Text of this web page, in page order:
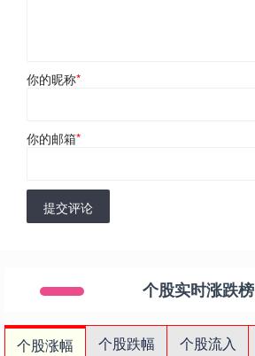
你的昵称*
你的邮箱*
提交评论
个股实时涨跌榜
个股涨幅 个股跌幅 个股流入